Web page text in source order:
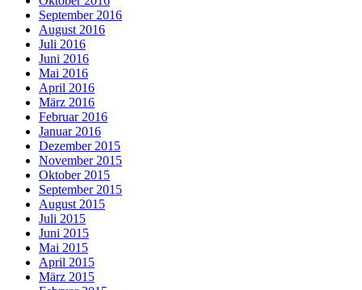
September 2016
August 2016
Juli 2016
Juni 2016
Mai 2016
April 2016
März 2016
Februar 2016
Januar 2016
Dezember 2015
November 2015
Oktober 2015
September 2015
August 2015
Juli 2015
Juni 2015
Mai 2015
April 2015
März 2015